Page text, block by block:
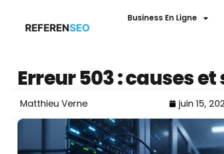
REFERENSEO
Business En Ligne
Erreur 503 : causes
Matthieu Verne juin 15,